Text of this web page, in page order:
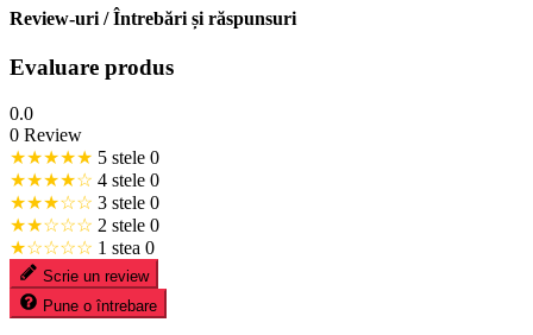
Review-uri / Întrebări și răspunsuri
Evaluare produs
0.0
0 Review
★★★★★ 5 stele 0
★★★★☆ 4 stele 0
★★★☆☆ 3 stele 0
★★☆☆☆ 2 stele 0
★☆☆☆☆ 1 stea 0
Scrie un review
Pune o întrebare